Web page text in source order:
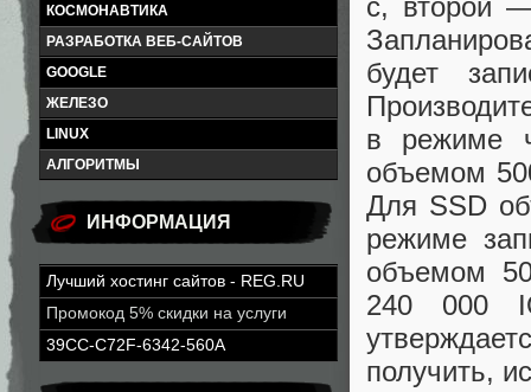
КОСМОНАВТИКА
РАЗРАБОТКА ВЕБ-САЙТОВ
GOOGLE
ЖЕЛЕЗО
LINUX
АЛГОРИТМЫ
ИНФОРМАЦИЯ
Лучший хостинг сайтов - REG.RU
Промокод 5% скидки на услуги
39CC-C72F-6342-560A
с, второй
будет
в режиме
объемом
Для SSD
режиме
объемом
240 000
получить,